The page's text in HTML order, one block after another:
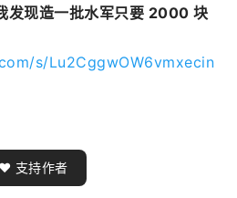
发现造一批水军只要 2000 块
s/Lu2CggwOW6vmxecin
❤️ 支持作者